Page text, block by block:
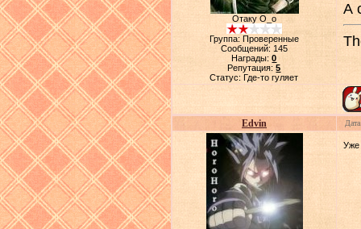
Отаку О_о
Группа: Проверенные
Сообщений: 145
Награды:0
Репутация:5
Статус:Где-то гуляет
А
Edvin
Уже